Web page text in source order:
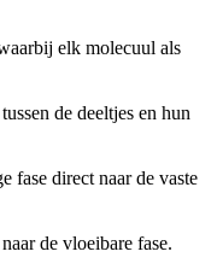
elk molecuul als
de deeltjes en hun
fase direct naar de vaste
de vloeibare fase.